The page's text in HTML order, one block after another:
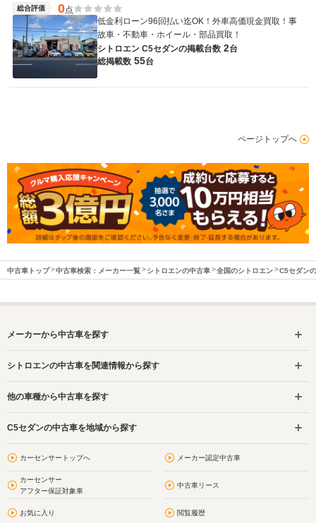
総合評価 0点
低金利ローン96回払い迄OK！外車高価現金買取！事
故車・不動車・ホイール・部品買取！
シトロエン C5セダンの掲載台数 2台
総掲載数 55台
ページトップへ
中古車トップ 中古車検索：メーカー一覧 シトロエンの中古車 全国のシトロエン C5セダン
メーカーから中古車を探す
シトロエンの中古車を関連情報から探す
他の車種から中古車を探す
C5セダンの中古車を地域から探す
カーセンサートップへ メーカー認定中古車
カーセンサー
アフター保証対象車
中古車リース
お気に入り 閲覧履歴